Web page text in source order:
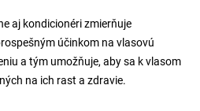
aj kondicionéri zmierňuje
účinkom na vlasovú
a tým umožňuje, aby sa k vlasom
na ich rast a zdravie.